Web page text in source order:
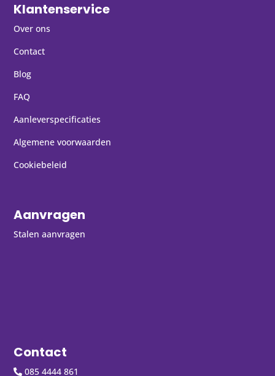
Klantenservice
Over ons
Contact
Blog
FAQ
Aanleverspecificaties
Algemene voorwaarden
Cookiebeleid
Aanvragen
Stalen aanvragen
Contact
085 4444 861